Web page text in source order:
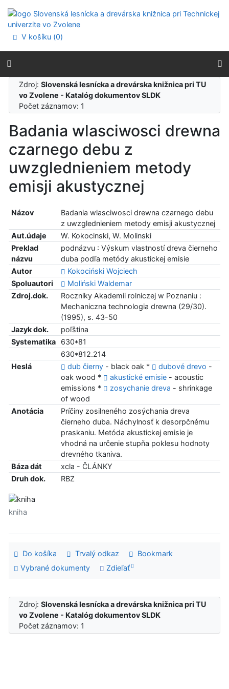
Prejsť na menu
Prehlásenie o webovej prístupnosti
V košíku (0)
Zdroj:Slovenská lesnícka a drevárska knižnica pri TU
vo Zvolene - Katalóg dokumentov SLDK
Počet záznamov: 1
Badania wlasciwosci drewna
czarnego debu z
uwzglednieniem metody
emisji akustycznej
Názov
Badania wlasciwosci drewna czarnego debu
z uwzglednieniem metody emisji akustycznej
Aut.údaje
W. Kokocinski, W. Molinski
Preklad
názvu
podnázvu : Výskum vlastností dreva čierneho
duba podľa metódy akustickej emisie
Autor
Kokociński Wojciech
Spoluautori
Moliński Waldemar
Zdroj.dok.
Roczniky Akademii rolniczej w Poznaniu :
Mechaniczna technologia drewna (29/30).
(1995), s. 43-50
Jazyk dok.
poľština
Systematika
630*81
630*812.214
Heslá
dub čierny- black oak * dubové drevo -
oak wood *
akustické emisie- acoustic
emissions *
zosychanie dreva - shrinkage
of wood
Anotácia
Príčiny zosilneného zosýchania dreva
čierneho duba. Náchylnosť k desorpčnému
praskaniu. Metóda akustickej emisie je
vhodná na určenie stupňa poklesu hodnoty
drevného tkaniva.
Báza dát
xcla - ČLÁNKY
Druh dok.
RBZ
kniha
Do košíka Trvalý odkaz
Bookmark
Vybrané dokumenty
Zdieľať
Zdroj:Slovenská lesnícka a drevárska knižnica pri TU
vo Zvolene - Katalóg dokumentov SLDK
Počet záznamov: 1